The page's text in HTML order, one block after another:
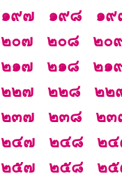
๑๙๗
๑๙๘
๑๙
๒๐๗
๒๐๘
๒๐
๒๑๗
๒๑๘
๒๑
๒๒๗
๒๒๘
๒๒
๒๓๗
๒๓๘
๒๓
๒๔๗
๒๔๘
๒
๒๕๗
๒๕๘
๒